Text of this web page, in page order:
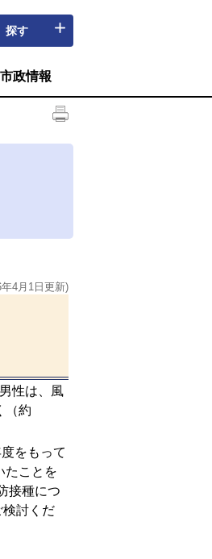
探す
市政情報
4月1日更新)
性は、風
（約
をもって
たことを
接種につ
検討くだ